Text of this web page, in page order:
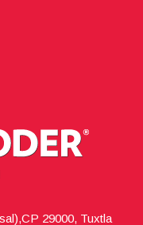
29000, Tuxtla